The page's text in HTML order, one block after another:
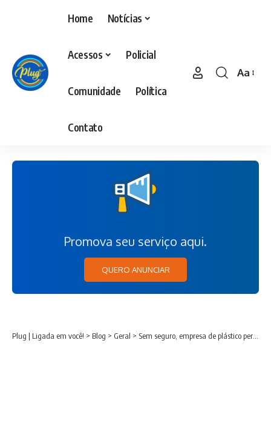
Home Notícias
Acessos Policial
Comunidade Política
Contato
Aa
Promova seu serviço aqui.
QUERO ANUNCIAR
Plug | Ligada em você! > Blog > Geral > Sem seguro, empresa de plástico perde tudo em grande incêndio na RMC; vídeo